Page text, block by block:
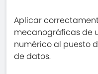
Aplicar
mecanográficas de
numérico al puesto
de datos.